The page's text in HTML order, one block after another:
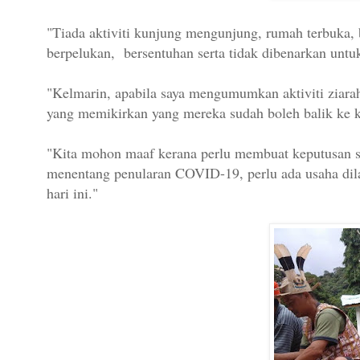
"Tiada aktiviti kunjung mengunjung, rumah terbuka,
berpelukan, bersentuhan serta tidak dibenarkan
"Kelmarin, apabila saya mengumumkan aktiviti
yang memikirkan yang mereka sudah boleh balik ke
"Kita mohon maaf kerana perlu membuat
menentang penularan COVID-19, perlu ada usaha
hari ini."